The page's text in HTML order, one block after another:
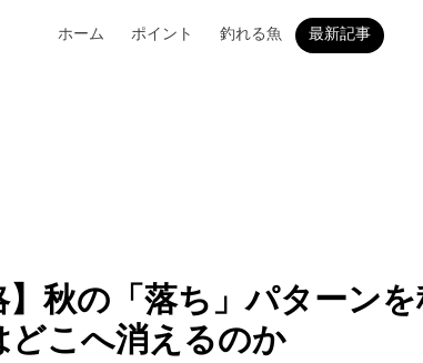
ホーム ポイント 釣れる魚 最新記事
】秋の「落ち」パターン
どこへ消えるのか